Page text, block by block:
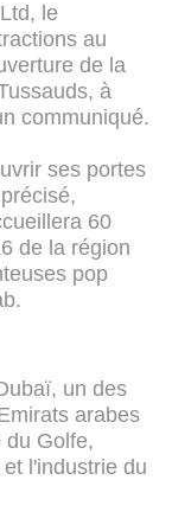
le
au
de la
à
communiqué.
ses portes
60
de la région
pop
un des
arabes
du Golfe,
l'industrie du